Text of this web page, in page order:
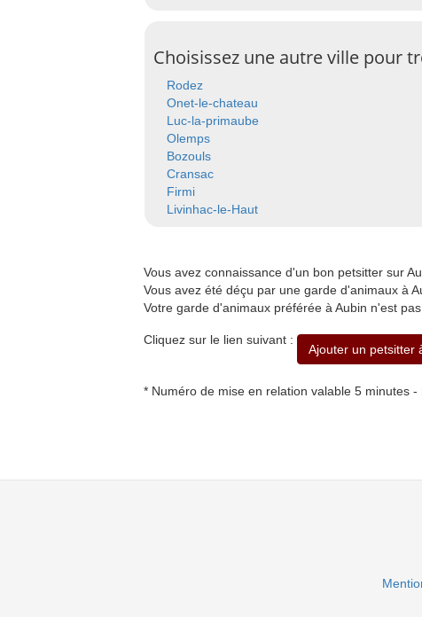
Choisissez une autre ville pour
Rodez
Onet-le-chateau
Luc-la-primaube
Olemps
Bozouls
Cransac
Firmi
Livinhac-le-Haut
Vous avez connaissance d'un bon petsitter sur
Vous avez été déçu par une garde d'animaux à
Votre garde d'animaux préférée à Aubin n'est
Cliquez sur le lien suivant :
Ajouter un petsitter
* Numéro de mise en relation valable 5 minutes -